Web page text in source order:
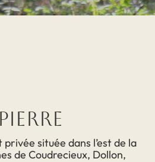
située dans l’est de la
de Coudrecieux, Dollon,